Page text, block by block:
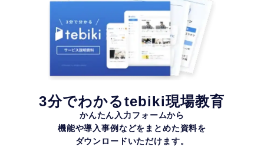
3分でわかるtebiki現場教育
かんたん入力フォームから
機能や導入事例などを まとめた資料を
ダウンロードいただけます。